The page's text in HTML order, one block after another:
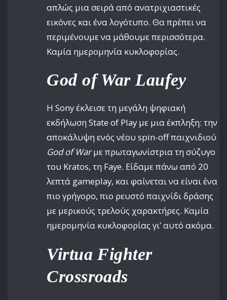
απλώς μια σειρά από ανατριχιαστικές
εικόνες και ένα λογότυπο. Θα πρέπει να
περιμένουμε να μάθουμε περισσότερα.
Καμία ημερομηνία κυκλοφορίας.
God of War Laufey
Η Sony έκλεισε τη μεγάλη ψηφιακή
εκδήλωση State of Play με μια έκπληξη: την
αποκάλυψη ενός νέου spin-off παιχνιδιού
God of Warμε πρωταγωνίστρια τη σύζυγο
του Kratos, τη Faye. Είδαμε πάνω από 20
λεπτά gameplay, και φαίνεται να είναι ένα
πιο γρήγορο, πιο ρευστό παιχνίδι δράσης
με μερικούς τρελούς χαρακτήρες. Καμία
ημερομηνία κυκλοφορίας γι’ αυτό ακόμα.
Virtua Fighter
Crossroads